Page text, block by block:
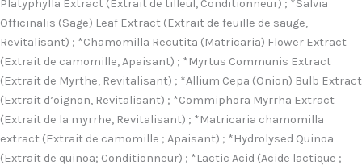
Platyphylla Extract (Extrait de tilleul, Conditionneur) ; *Salvia
Officinalis (Sage) Leaf Extract (Extrait de feuille de sauge,
Revitalisant) ; *Chamomilla Recutita (Matricaria) Flower Extract
(Extrait de camomille, Apaisant) ; *Myrtus Communis Extract
(Extrait de Myrthe, Revitalisant) ; *Allium Cepa (Onion) Bulb Extract
(Extrait d’oignon, Revitalisant) ; *Commiphora Myrrha Extract
(Extrait de la myrrhe, Revitalisant) ; *Matricaria chamomilla
extract (Extrait de camomille ; Apaisant) ; *Hydrolysed Quinoa
(Extrait de quinoa; Conditionneur) ; *Lactic Acid (Acide lactique ;